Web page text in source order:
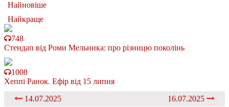
Найновіше
Найкраще
748
Стендап від Роми Мельника: про різницю поколінь
1008
Хеппі Ранок. Ефір від 15 липня
14.07.2025
16.07.2025